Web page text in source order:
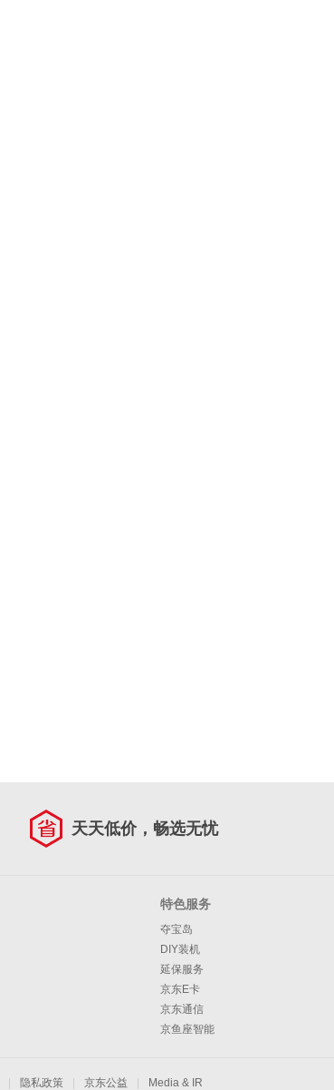
天天低价，畅选无忧
特色服务
夺宝岛
DIY装机
延保服务
京东E卡
京东通信
京鱼座智能
隐私政策 京东公益 Media & IR